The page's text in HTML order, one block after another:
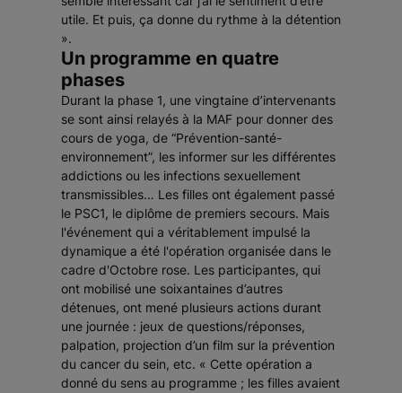
utile. Et puis, ça donne du rythme à la détention
».
Un programme en quatre
phases
Durant la phase 1, une vingtaine d’intervenants
se sont ainsi relayés à la MAF pour donner des
cours de yoga, de “Prévention-santé-
environnement”, les informer sur les différentes
addictions ou les infections sexuellement
transmissibles… Les filles ont également passé
le PSC1, le diplôme de premiers secours. Mais
l'événement qui a véritablement impulsé la
dynamique a été l'opération organisée dans le
cadre d'Octobre rose. Les participantes, qui
ont mobilisé une soixantaines d’autres
détenues, ont mené plusieurs actions durant
une journée : jeux de questions/réponses,
palpation, projection d’un film sur la prévention
du cancer du sein, etc. « Cette opération a
donné du sens au programme ; les filles avaient